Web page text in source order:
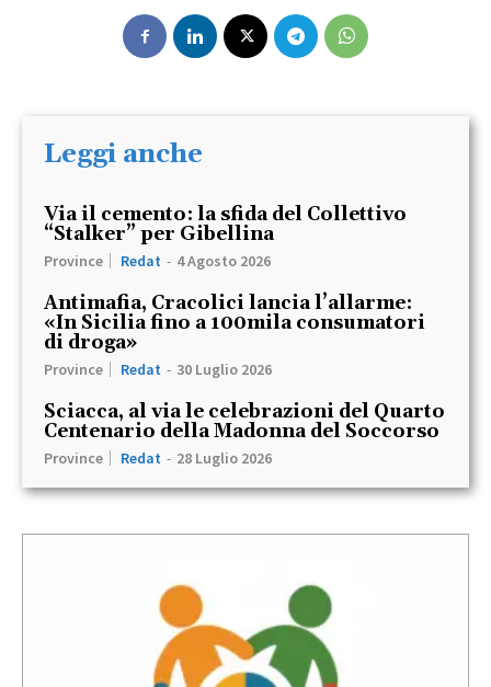
Leggi anche
Via il cemento: la sfida del Collettivo
“Stalker” per Gibellina
Province Redat - 4 Agosto 2026
Antimafia, Cracolici lancia l’allarme:
«In Sicilia fino a 100mila consumatori
di droga»
Province Redat - 30 Luglio 2026
Sciacca, al via le celebrazioni del Quarto
Centenario della Madonna del Soccorso
Province Redat - 28 Luglio 2026